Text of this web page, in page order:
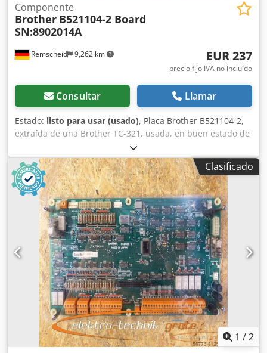
Remscheid 9,262 km
Componente
Brother B521104-2 Board
SN:8902014A
EUR 237
precio fijo IVA no incluído
Consultar Llamar
Estado: listo para usar (usado), Placa Brother B521104-2,
extraída de una Brother TC-321, usada, en buen estado de
conservación, 100 % funcional. Crsdpei D Uk Hjfx Afuef
Clasificado
1 /2